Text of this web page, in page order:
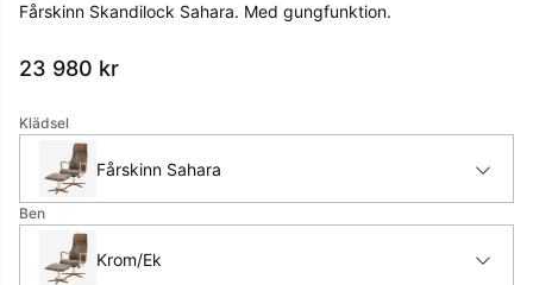
Fårskinn Skandilock Sahara. Med gungfunktion.
23 980 kr
Klädsel
Fårskinn Sahara
Ben
Krom/Ek